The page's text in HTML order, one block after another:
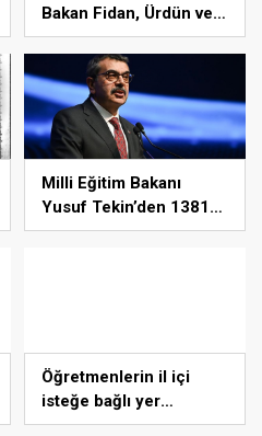
Bakan Fidan, Ürdün ve
Suriyeli mevkidaşlarıyla
görüştü
Milli Eğitim Bakanı
Yusuf Tekin’den 1381
engelli öğretmen
Öğretmenlerin il içi
isteğe bağlı yer
değiştirme başvuruları